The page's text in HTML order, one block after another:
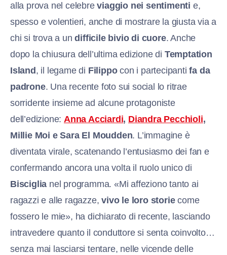
alla prova nel celebreviaggio nei sentimenti e,
spesso e volentieri, anche di mostrare la giusta via a
chi si trova a undifficile bivio di cuore. Anche
dopo la chiusura dell’ultima edizione di Temptation
Island , il legame di Filippocon i partecipantifa da
padrone. Una recente foto sui social lo ritrae
sorridente insieme ad alcune protagoniste
dell’edizione:Anna Acciardi, Diandra Pecchioli,
Millie Moi e Sara El Moudden. L’immagine è
diventata virale, scatenando l’entusiasmo dei fan e
confermando ancora una volta il ruolo unico di
Bisciglia nel programma. «Mi affeziono tanto ai
ragazzi e alle ragazze,vivo le loro storiecome
fossero le mie», ha dichiarato di recente, lasciando
intravedere quanto il conduttore si senta coinvolto…
senza mai lasciarsi tentare, nelle vicende delle